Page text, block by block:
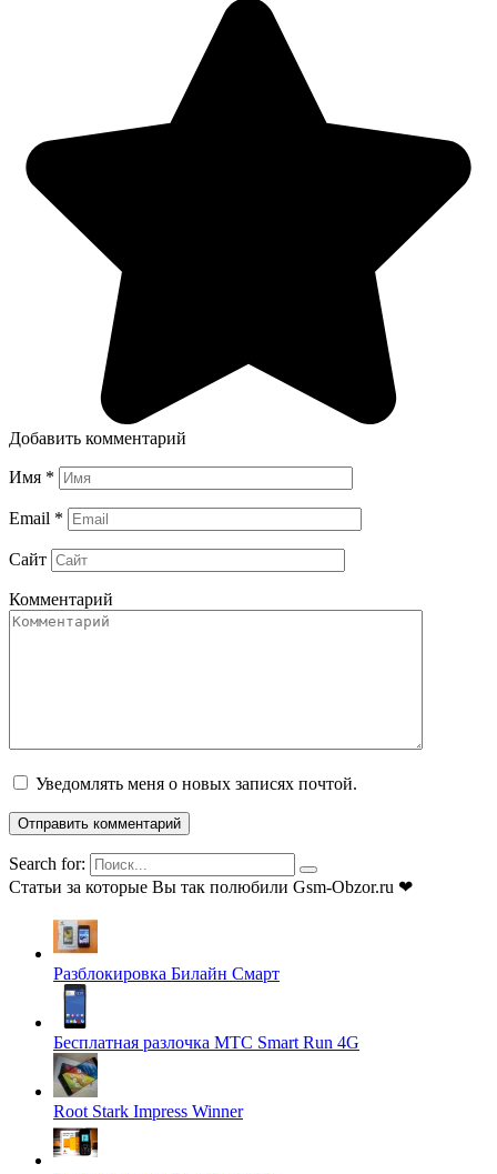
Добавить комментарий
Имя *
Email *
Сайт
Комментарий
Уведомлять меня о новых записях почтой.
Search for:
Статьи за которые Вы так полюбили Gsm-Obzor.ru ❤
Разблокировка Билайн Смарт
Бесплатная разлочка МТС Smart Run 4G
Root Stark Impress Winner